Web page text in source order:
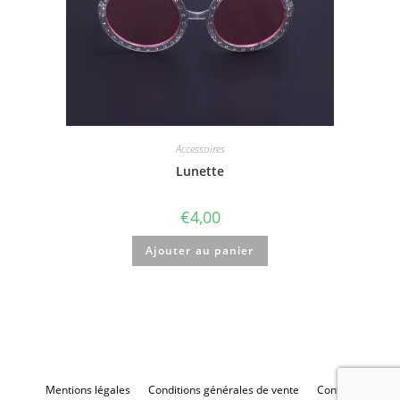
Accessoires
Lunette
€4,00
Ajouter au panier
Mentions légales Conditions générales de vente Contact